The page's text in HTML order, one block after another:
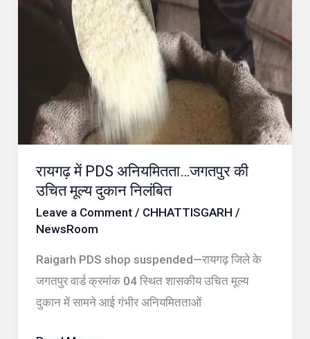
रायगढ़ में PDS अनियमितता…जगतपुर की
उचित मूल्य दुकान निलंबित
Leave a Comment / CHHATTISGARH /
NewsRoom
Raigarh PDS shop suspended—रायगढ़ जिले के
जगतपुर वार्ड क्रमांक 04 स्थित शासकीय उचित मूल्य
दुकान में सामने आई गंभीर अनियमितताओं
अनियमितता…
मूल्य
दुकान
निलंबित